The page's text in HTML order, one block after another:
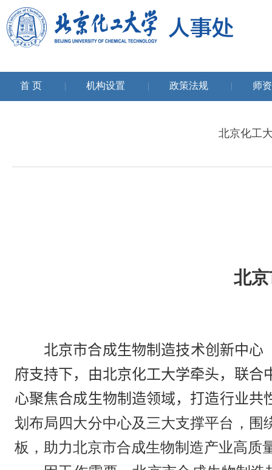
首 页 机构设置 政策法规 师
北京化工
北
北京市合成生物制造技术创新中心
府支持下，由北京化工大学牵头，联
心聚焦合成生物制造领域，打造行业
划布局四大分中心及三大支撑平台，
板，助力北京市合成生物制造产业高质